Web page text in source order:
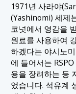
1971년 사라야
(Yashinomi) 세제
코넛에서 영감을
원료를 사용하여
하겠다는 야시노
에 들어서는
용을 장려하는 등
었습니다. 석유계